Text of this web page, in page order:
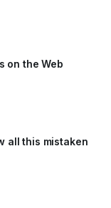
on the Web
all this mistaken